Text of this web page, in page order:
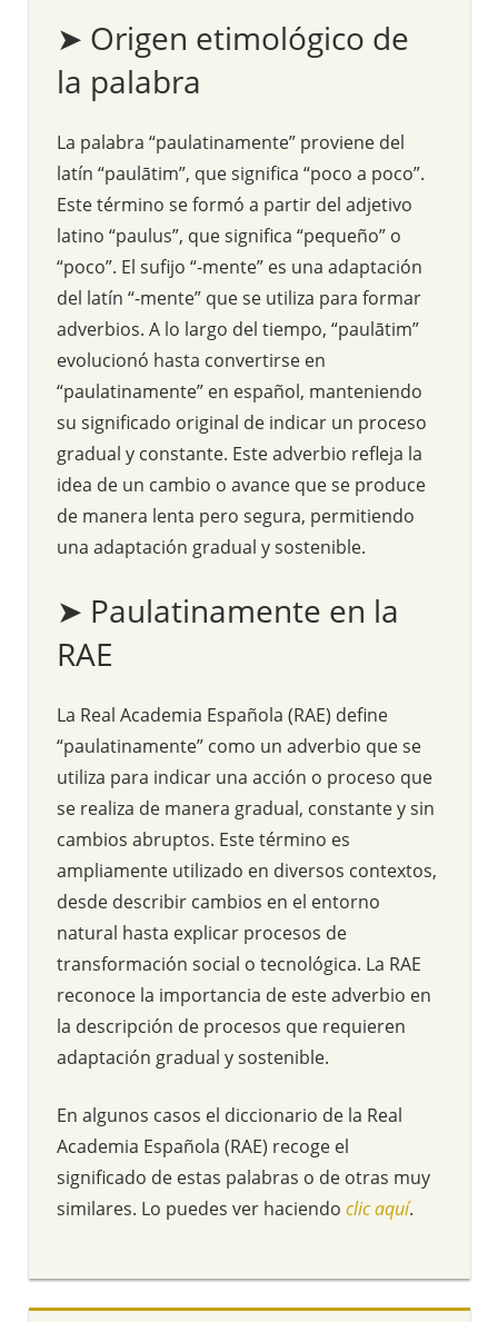
➤ Origen etimológico de
la palabra
La palabra “paulatinamente” proviene del
latín “paulātim”, que significa “poco a poco”.
Este término se formó a partir del adjetivo
latino “paulus”, que significa “pequeño” o
“poco”. El sufijo “-mente” es una adaptación
del latín “-mente” que se utiliza para formar
adverbios. A lo largo del tiempo, “paulātim”
evolucionó hasta convertirse en
“paulatinamente” en español, manteniendo
su significado original de indicar un proceso
gradual y constante. Este adverbio refleja la
idea de un cambio o avance que se produce
de manera lenta pero segura, permitiendo
una adaptación gradual y sostenible.
➤ Paulatinamente en la
RAE
La Real Academia Española (RAE) define
“paulatinamente” como un adverbio que se
utiliza para indicar una acción o proceso que
se realiza de manera gradual, constante y sin
cambios abruptos. Este término es
ampliamente utilizado en diversos contextos,
desde describir cambios en el entorno
natural hasta explicar procesos de
transformación social o tecnológica. La RAE
reconoce la importancia de este adverbio en
la descripción de procesos que requieren
adaptación gradual y sostenible.
En algunos casos el diccionario de la Real
Academia Española (RAE) recoge el
significado de estas palabras o de otras muy
similares. Lo puedes ver haciendo clic aquí.